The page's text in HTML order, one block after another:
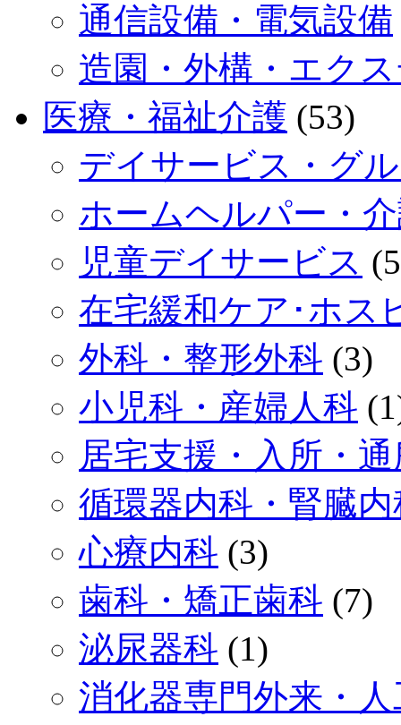
通信設備・電気設備
造園・外構・エク
医療・福祉介護 (53)
デイサービス・グ
ホームヘルパー・
児童デイサービス
在宅緩和ケア･ホス
外科・整形外科 (3)
小児科・産婦人科
居宅支援・入所・
循環器内科・腎臓内
心療内科 (3)
歯科・矯正歯科 (7)
泌尿器科 (1)
消化器専門外来・